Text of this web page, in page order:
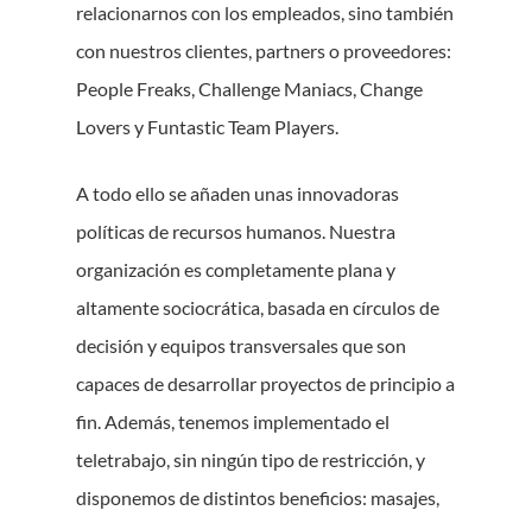
relacionarnos con los empleados, sino también
con nuestros clientes, partners o proveedores:
People Freaks, Challenge Maniacs, Change
Lovers y Funtastic Team Players.
A todo ello se añaden unas innovadoras
políticas de recursos humanos. Nuestra
organización es completamente plana y
altamente sociocrática, basada en círculos de
decisión y equipos transversales que son
capaces de desarrollar proyectos de principio a
fin. Además, tenemos implementado el
teletrabajo, sin ningún tipo de restricción, y
disponemos de distintos beneficios: masajes,